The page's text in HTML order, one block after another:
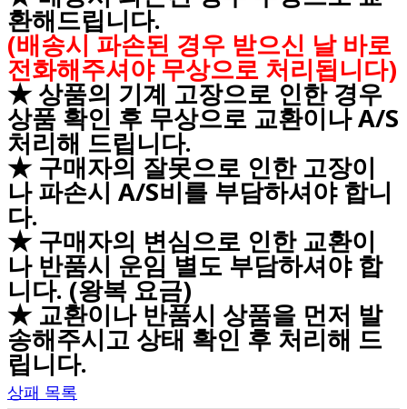
환해드립니다.
(배송시 파손된 경우 받으신 날 바로
전화해주셔야 무상으로 처리됩니다)
★ 상품의 기계 고장으로 인한 경우
상품 확인 후 무상으로 교환이나 A/S
처리해 드립니다.
★ 구매자의 잘못으로 인한 고장이
나 파손시 A/S비를 부담하셔야 합니
다.
★ 구매자의 변심으로 인한 교환이
나 반품시 운임 별도 부담하셔야 합
니다. (왕복 요금)
★ 교환이나 반품시 상품을 먼저 발
송해주시고 상태 확인 후 처리해 드
립니다.
상패 목록